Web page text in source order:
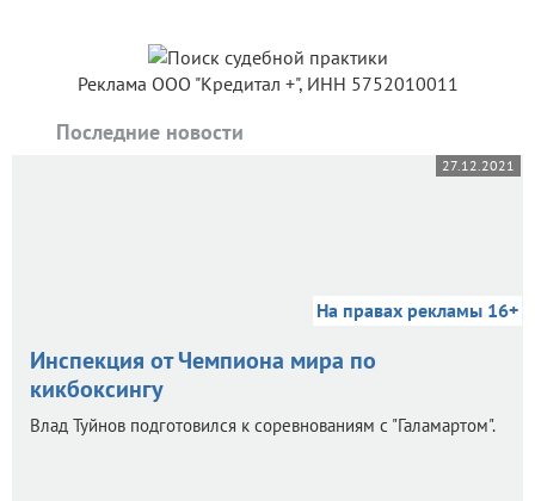
Реклама ООО "Кредитал +", ИНН 5752010011
Последние новости
27.12.2021
На правах рекламы 16+
Инспекция от Чемпиона мира по
кикбоксингу
Влад Туйнов подготовился к соревнованиям с "Галамартом".